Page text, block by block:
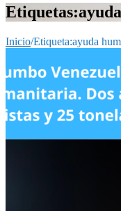
Inicio/Etiqueta:ayuda